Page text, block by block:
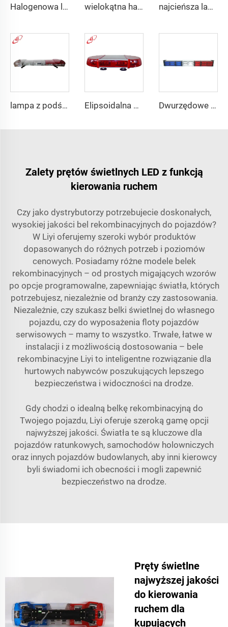
Halogenowa lampka awaryjna policyjna 130 W wielokątna halogenowa obracająca się belka świetlna ostrzegawcza najcieńsza lampka w czerwonym/niebieskim kolorze o szerokim kącie świecenia
lampa z podświetleniem o różnym kącie świecenia Elipsoidalna diodowa belka świetlna Mini o dużej jasności Dwurzędowe proste LED światło sygnału kierunkowego
Zalety prętów świetlnych LED z funkcją
kierowania ruchem
Czy jako dystrybutorzy potrzebujecie doskonałych,
wysokiej jakości bel rekombinacyjnych do pojazdów?
W Liyi oferujemy szeroki wybór produktów
dopasowanych do różnych potrzeb i poziomów
cenowych. Posiadamy różne modele belek
rekombinacyjnych – od prostych migających wzorów
po opcje programowalne, zapewniając światła, których
potrzebujesz, niezależnie od branży czy zastosowania.
Niezależnie, czy szukasz belki świetlnej do własnego
pojazdu, czy do wyposażenia floty pojazdów
serwisowych – mamy to wszystko. Trwałe, łatwe w
instalacji i z możliwością dostosowania – bele
rekombinacyjne Liyi to inteligentne rozwiązanie dla
hurtowych nabywców poszukujących lepszego
bezpieczeństwa i widoczności na drodze.
Gdy chodzi o idealną belkę rekombinacyjną do
Twojego pojazdu, Liyi oferuje szeroką gamę opcji
najwyższej jakości. Światła te są kluczowe dla
pojazdów ratunkowych, samochodów holowniczych
oraz innych pojazdów budowlanych, aby inni kierowcy
byli świadomi ich obecności i mogli zapewnić
bezpieczeństwo na drodze.
Pręty świetlne
najwyższej jakości
do kierowania
ruchem dla
kupujących